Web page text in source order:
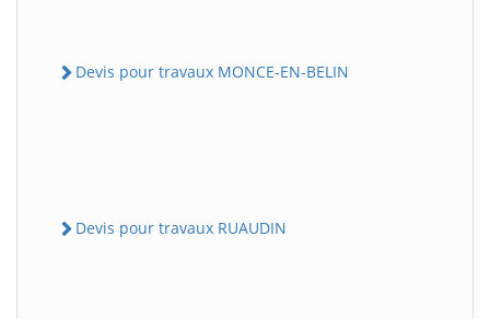
Devis pour travaux MONCE-EN-BELIN
Devis pour travaux RUAUDIN